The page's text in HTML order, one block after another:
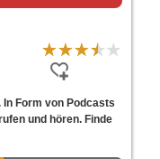
In Form von Podcasts
und hören. Finde